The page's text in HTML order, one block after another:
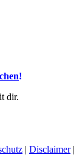
!
dir.
| Disclaimer|